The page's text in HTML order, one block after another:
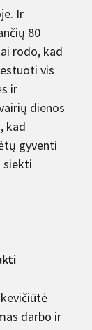
Ir
80
rodo, kad
vis
ir
dienos
kad
gyventi
siekti
darbo ir